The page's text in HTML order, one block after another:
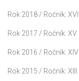
Rok 2018 / Ročník: XVI
Rok 2017 / Ročník: XV
Rok 2016 / Ročník: XIV
Rok 2015 / Ročník: XIII